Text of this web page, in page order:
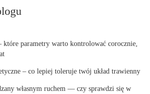
parametry warto kontrolować corocznie,
– co lepiej toleruje twój układ trawienny
własnym ruchem — czy sprawdzi się w